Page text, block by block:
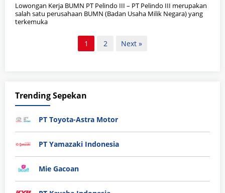
Lowongan Kerja BUMN PT Pelindo III – PT Pelindo III merupakan
salah satu perusahaan BUMN (Badan Usaha Milik Negara) yang
terkemuka
1 2 Next »
Trending Sepekan
PT Toyota-Astra Motor
PT Yamazaki Indonesia
Mie Gacoan